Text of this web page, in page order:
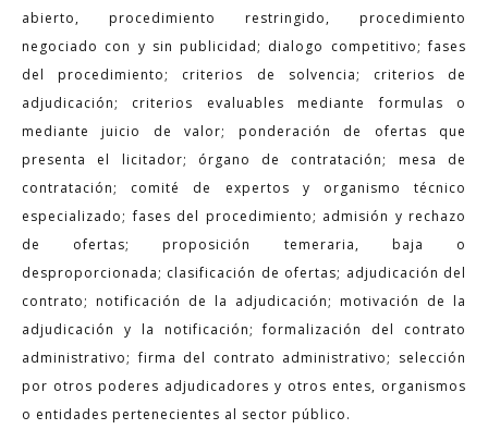
abierto, procedimiento restringido, procedimiento
negociado con y sin publicidad; dialogo competitivo; fases
del procedimiento; criterios de solvencia; criterios de
adjudicación; criterios evaluables mediante formulas o
mediante juicio de valor; ponderación de ofertas que
presenta el licitador; órgano de contratación; mesa de
contratación; comité de expertos y organismo técnico
especializado; fases del procedimiento; admisión y rechazo
de ofertas; proposición temeraria, baja o
desproporcionada; clasificación de ofertas; adjudicación del
contrato; notificación de la adjudicación; motivación de la
adjudicación y la notificación; formalización del contrato
administrativo; firma del contrato administrativo; selección
por otros poderes adjudicadores y otros entes, organismos
o entidades pertenecientes al sector público.